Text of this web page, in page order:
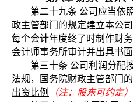
第二十九条 公司应当依
政主管部门的规定建立本公
每个会计年度终了时制作财
会计师事务所审计并出具书面
第三十条 公司利润分配
法规，国务院财政主管部门
出资比例
（注：股东可约定）